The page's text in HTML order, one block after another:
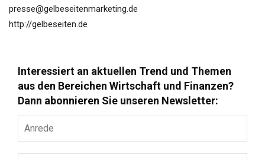
presse@gelbeseitenmarketing.de
http://gelbeseiten.de
Interessiert an aktuellen Trend und Themen
aus den Bereichen Wirtschaft und Finanzen?
Dann abonnieren Sie unseren Newsletter: